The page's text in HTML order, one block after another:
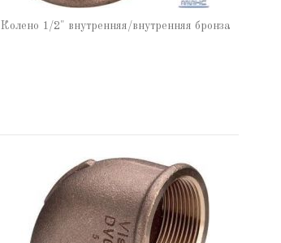
Колено 1/2" внутренняя/внутренняя бронза